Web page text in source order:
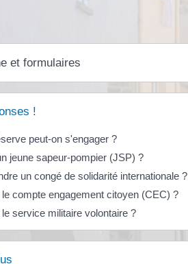
et formulaires
!
peut-on s'engager ?
jeune sapeur-pompier (JSP) ?
un congé de solidarité internationale ?
compte engagement citoyen (CEC) ?
service militaire volontaire ?